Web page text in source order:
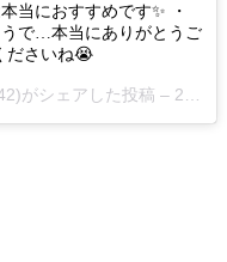
当におすすめです✨ ・
で…本当にありがとうご
ださいね😭
がシェアした投稿 – 2月 6, 2018 at 1:34午前 PST